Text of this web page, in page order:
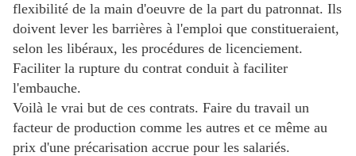
flexibilité de la main d'oeuvre de la part du patronnat. Ils
doivent lever les barrières à l'emploi que constitueraient,
selon les libéraux, les procédures de licenciement.
Faciliter la rupture du contrat conduit à faciliter
l'embauche.
Voilà le vrai but de ces contrats. Faire du travail un
facteur de production comme les autres et ce même au
prix d'une précarisation accrue pour les salariés.